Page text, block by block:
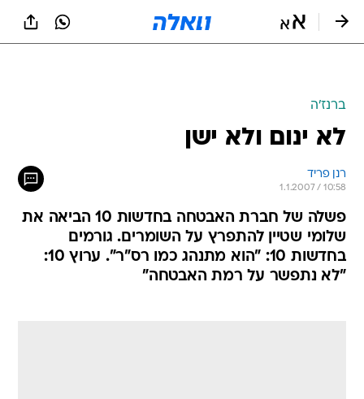
ברנז'ה
לא ינום ולא ישן
רנן פריד
1.1.2007 / 10:58
פשלה של חברת האבטחה בחדשות 10 הביאה את
שלומי שטיין להתפרץ על השומרים. גורמים
בחדשות 10: "הוא מתנהג כמו רס"ר". ערוץ 10:
"לא נתפשר על רמת האבטחה"